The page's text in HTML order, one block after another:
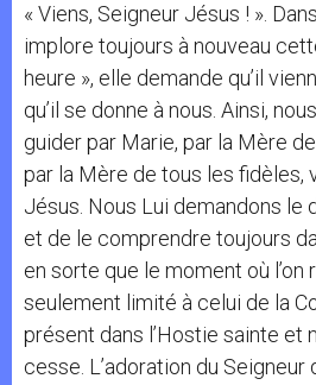
« Viens, Seigneur Jésus ! ».
implore toujours à nouveau
heure », elle demande qu’il
qu’il se donne à nous. Ainsi,
guider par Marie, par la Mère
par la Mère de tous les fidèles,
Jésus. Nous Lui demandons le
et de le comprendre toujours
en sorte que le moment où
seulement limité à celui de la
présent dans l’Hostie sainte et
cesse. L’adoration du Seigneur